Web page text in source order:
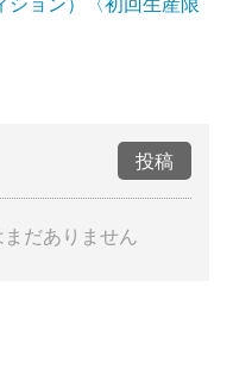
投稿
だありません